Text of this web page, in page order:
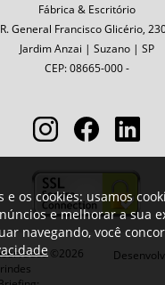
Fábrica & Escritório
R. General Francisco Glicério,
Jardim Anzai | Suzano | SP
CEP: 08665-000 -
©2026
e os cookies: usamos
e melhorar a sua
navegando, você